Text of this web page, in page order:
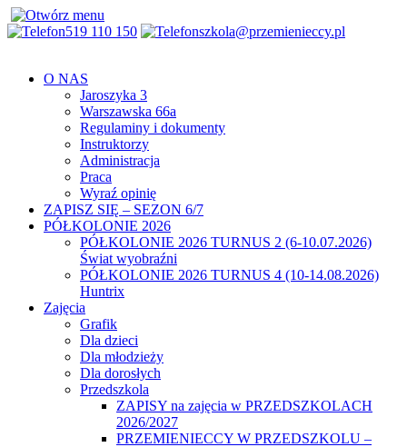
519 110 150 szkola@przemienieccy.pl
O NAS
Jaroszyka 3
Warszawska 66a
Regulaminy i dokumenty
Instruktorzy
Administracja
Praca
Wyraź opinię
ZAPISZ SIĘ – SEZON 6/7
PÓŁKOLONIE 2026
PÓŁKOLONIE 2026 TURNUS 2 (6-10.07.2026)
Świat wyobraźni
PÓŁKOLONIE 2026 TURNUS 4 (10-14.08.2026)
Huntrix
Zajęcia
Grafik
Dla dzieci
Dla młodzieży
Dla dorosłych
Przedszkola
ZAPISY na zajęcia w PRZEDSZKOLACH
2026/2027
PRZEMIENIECCY W PRZEDSZKOLU –